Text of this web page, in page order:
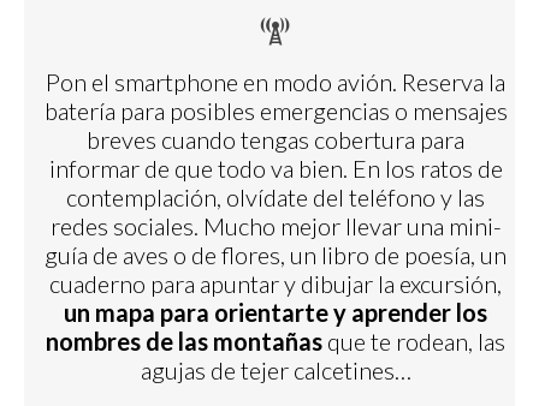
Pon el smartphone en modo avión. Reserva la
batería para posibles emergencias o mensajes
breves cuando tengas cobertura para
informar de que todo va bien. En los ratos de
contemplación, olvídate del teléfono y las
redes sociales. Mucho mejor llevar una mini-
guía de aves o de flores, un libro de poesía, un
cuaderno para apuntar y dibujar la excursión,
un mapa para orientarte y aprender los
nombres de las montañas que te rodean, las
agujas de tejer calcetines…